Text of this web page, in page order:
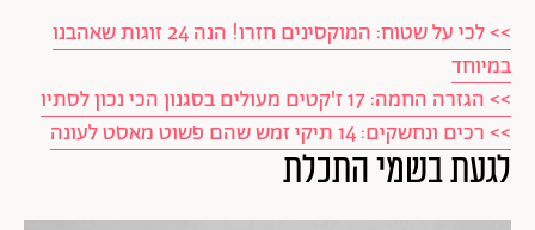
>> לכי על שטוח: המוקסינים חזרו! הנה 24 זוגות שאהבנו
במיוחד
>> הגזרה החמה: 17 ז'קטים מעולים בסגנון הכי נכון לסתיו
>> רכים ונחשקים: 14 תיקי זמש שהם פשוט מאסט לעונה
לגעת בשמי התכלת